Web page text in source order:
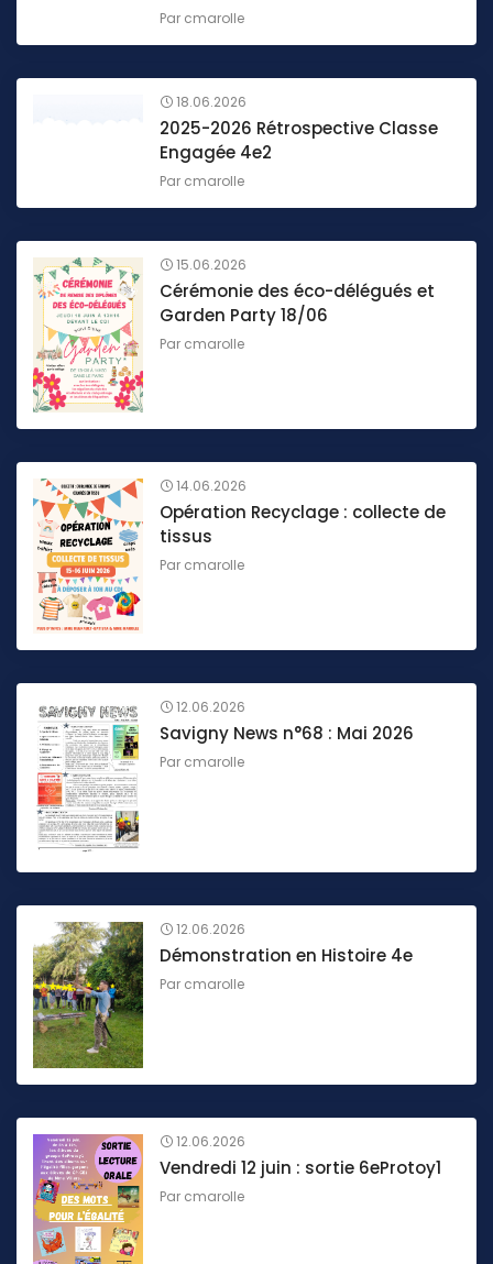
Par cmarolle
18.06.2026
2025-2026 Rétrospective Classe
Engagée 4e2
Par cmarolle
15.06.2026
Cérémonie des éco-délégués et
Garden Party 18/06
Par cmarolle
14.06.2026
Opération Recyclage : collecte de
tissus
Par cmarolle
12.06.2026
Savigny News n°68 : Mai 2026
Par cmarolle
12.06.2026
Démonstration en Histoire 4e
Par cmarolle
12.06.2026
Vendredi 12 juin : sortie 6eProtoy1
Par cmarolle